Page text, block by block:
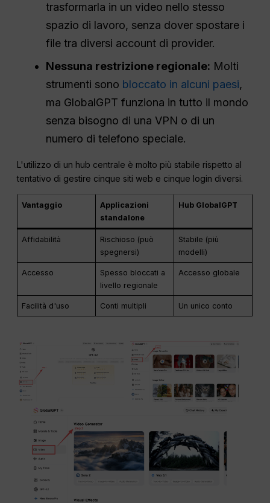
trasformarla in un video nello stesso
spazio di lavoro, senza dover spostare i
file tra diversi account di provider.
Nessuna restrizione regionale: Molti
strumenti sono bloccato in alcuni paesi,
ma GlobalGPT funziona in tutto il mondo
senza bisogno di una VPN o di un
numero di telefono speciale.
L'utilizzo di un hub centrale è molto più stabile rispetto al
tentativo di gestire cinque siti web e cinque login diversi.
Vantaggio
Applicazioni
standalone
Hub GlobalGPT
Affidabilità
Rischioso (può
spegnersi)
Stabile (più
modelli)
Accesso
Spesso bloccati a
livello regionale
Accesso globale
Facilità d'uso Conti multipli Un unico conto